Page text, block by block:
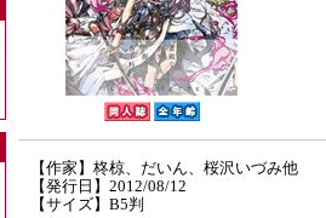
【作家】柊椋、だいん、桜沢いづみ他
【発行日】2012/08/12
【サイズ】B5判